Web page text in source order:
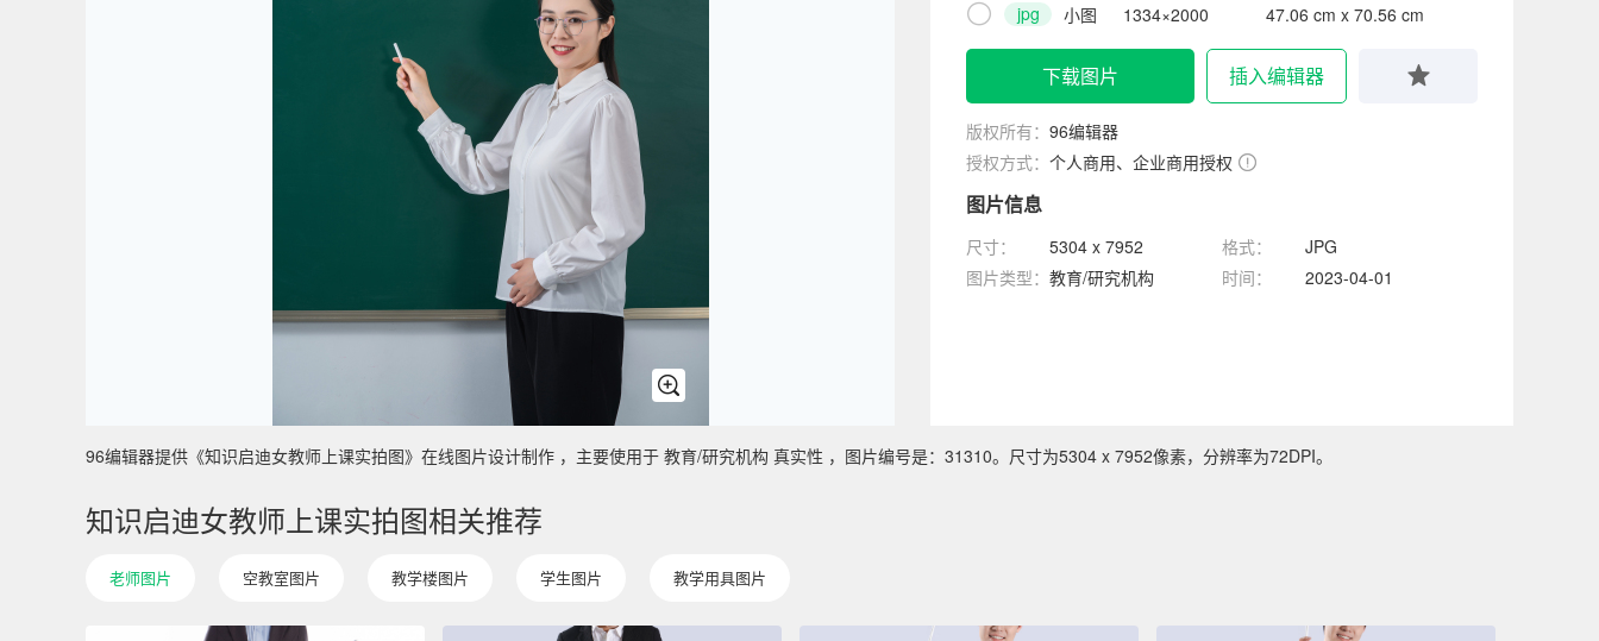
 jpg 小图 1334×2000 47.06 cm x 70.56 cm
下载图片 插入编辑器
版权所有： 96编辑器
授权方式： 个人商用、企业商用授权
图片信息
尺寸： 5304 x 7952 格式：
JPG
图片类型： 教育/研究机构 时间： 2023-04-01
96编辑器提供《知识启迪女教师上课实拍图》在线图片设计制作 ，主要使用于 教育/研究机构 真实性 ，图片编号是：31310。尺寸为5304 x 7952像素，分辨率为72DPI。
知识启迪女教师上课实拍图相关推荐
老师图片 空教室图片 教学楼图片 学生图片 教学用具图片